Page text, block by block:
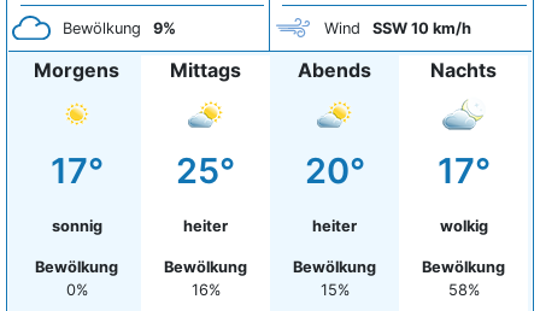
Bewölkung 9% Wind SSW 10 km/h
Morgens
17°
sonnig
Bewölkung
0%
Mittags
25°
heiter
Bewölkung
16%
Abends
20°
heiter
Bewölkung
15%
Nachts
17°
wolkig
Bewölkung
58%